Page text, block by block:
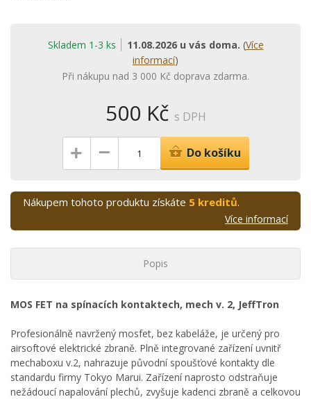
Skladem 1-3 ks 11.08.2026 u vás doma. (Více
informací)
Při nákupu nad 3 000 Kč doprava zdarma.
500 Kč s DPH
+ – Do košíku
Nákupem tohoto produktu získáte 5 kreditů.
Více informací
Popis
MOS FET na spínacích kontaktech, mech v. 2, JeffTron
Profesionálně navržený mosfet, bez kabeláže, je určený pro
airsoftové elektrické zbraně. Plně integrované zařízení uvnitř
mechaboxu v.2, nahrazuje původní spoušťové kontakty dle
standardu firmy Tokyo Marui. Zařízení naprosto odstraňuje
nežádoucí napalování plechů, zvyšuje kadenci zbraně a celkovou